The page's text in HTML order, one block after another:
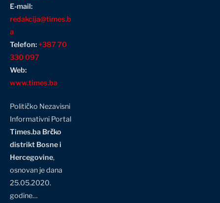
E-mail:
redakcija@times.b
a
Telefon:+387 70
330 097
Web:
www.times.ba
Političko Nezavisni
Informativni Portal
Times.ba Brčko
distrikt Bosne i
Hercegovine,
osnovan je dana
25.05.2020.
godine…